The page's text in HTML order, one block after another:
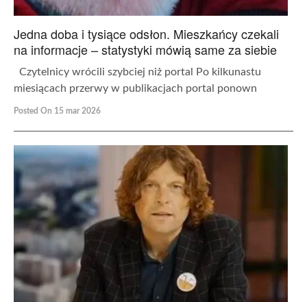
Jedna doba i tysiące odsłon. Mieszkańcy czekali
na informacje – statystyki mówią same za siebie
Czytelnicy wrócili szybciej niż portal Po kilkunastu
miesiącach przerwy w publikacjach portal ponown
Posted On 15 mar 2026